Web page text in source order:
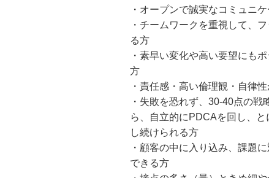
・オープンで誠実なコミュニ
・チームワークを重視して、
る方
・素早い変化や高い要望にも
方
・責任感・高い倫理観・自律
・失敗を恐れず、30-40点の
ら、自立的にPDCAを回し、
し続けられる方
・顧客の中に入り込み、課題
できる方